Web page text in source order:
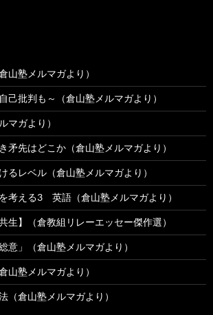
山塾メルマガより）
己批判も～（倉山塾メルマガより）
マガより）
矛先はどこか（倉山塾メルマガより）
るレベル（倉山塾メルマガより）
考える3 英語（倉山塾メルマガより）
生】（倉教組リレーエッセー傑作選）
意」（倉山塾メルマガより）
山塾メルマガより）
（倉山塾メルマガより）